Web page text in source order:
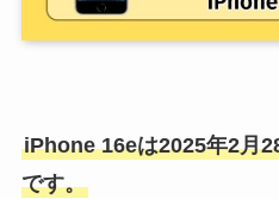
iPhone 16eは2025年2月
です。